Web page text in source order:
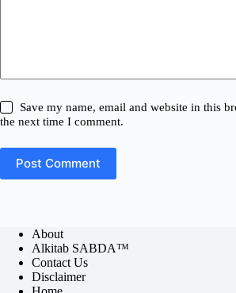
Save my name, email and website in this
the next time I comment.
Post Comment
About
Alkitab SABDA™
Contact Us
Disclaimer